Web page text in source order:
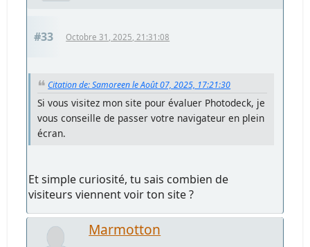
#33 Octobre 31, 2025, 21:31:08
Citation de: Samoreen le Août 07, 2025, 17:21:30
Si vous visitez mon site pour évaluer Photodeck, je
vous conseille de passer votre navigateur en plein
écran.
Et simple curiosité, tu sais combien de
visiteurs viennent voir ton site ?
Marmotton